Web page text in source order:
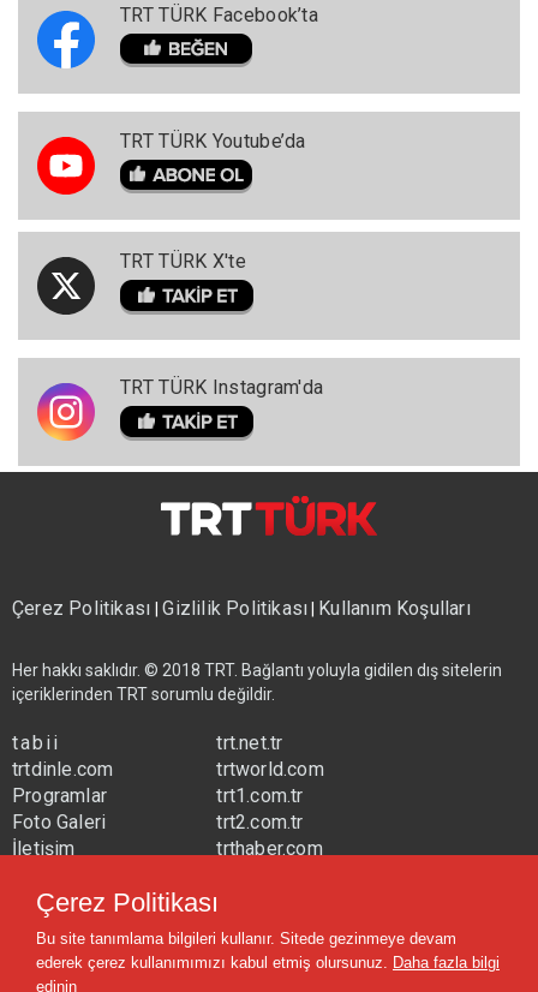
TRT TÜRK Facebook’ta
TRT TÜRK Youtube’da
TRT TÜRK X'te
TRT TÜRK Instagram'da
Çerez Politikası|Gizlilik Politikası| Kullanım Koşulları
Her hakkı saklıdır. © 2018 TRT. Bağlantı yoluyla gidilen dış sitelerin
içeriklerinden TRT sorumlu değildir.
tabii
trtdinle.com
Programlar
Foto Galeri
İletişim
trt.net.tr
trtworld.com
trt1.com.tr
trt2.com.tr
trthaber.com
trtavaz.com.tr
trtmuzik.net.tr
trtcocuk.net.tr
Çerez Politikası
Bu site tanımlama bilgileri kullanır. Sitede gezinmeye devam
ederek çerez kullanımımızı kabul etmiş olursunuz. Daha fazla bilgi
edinin